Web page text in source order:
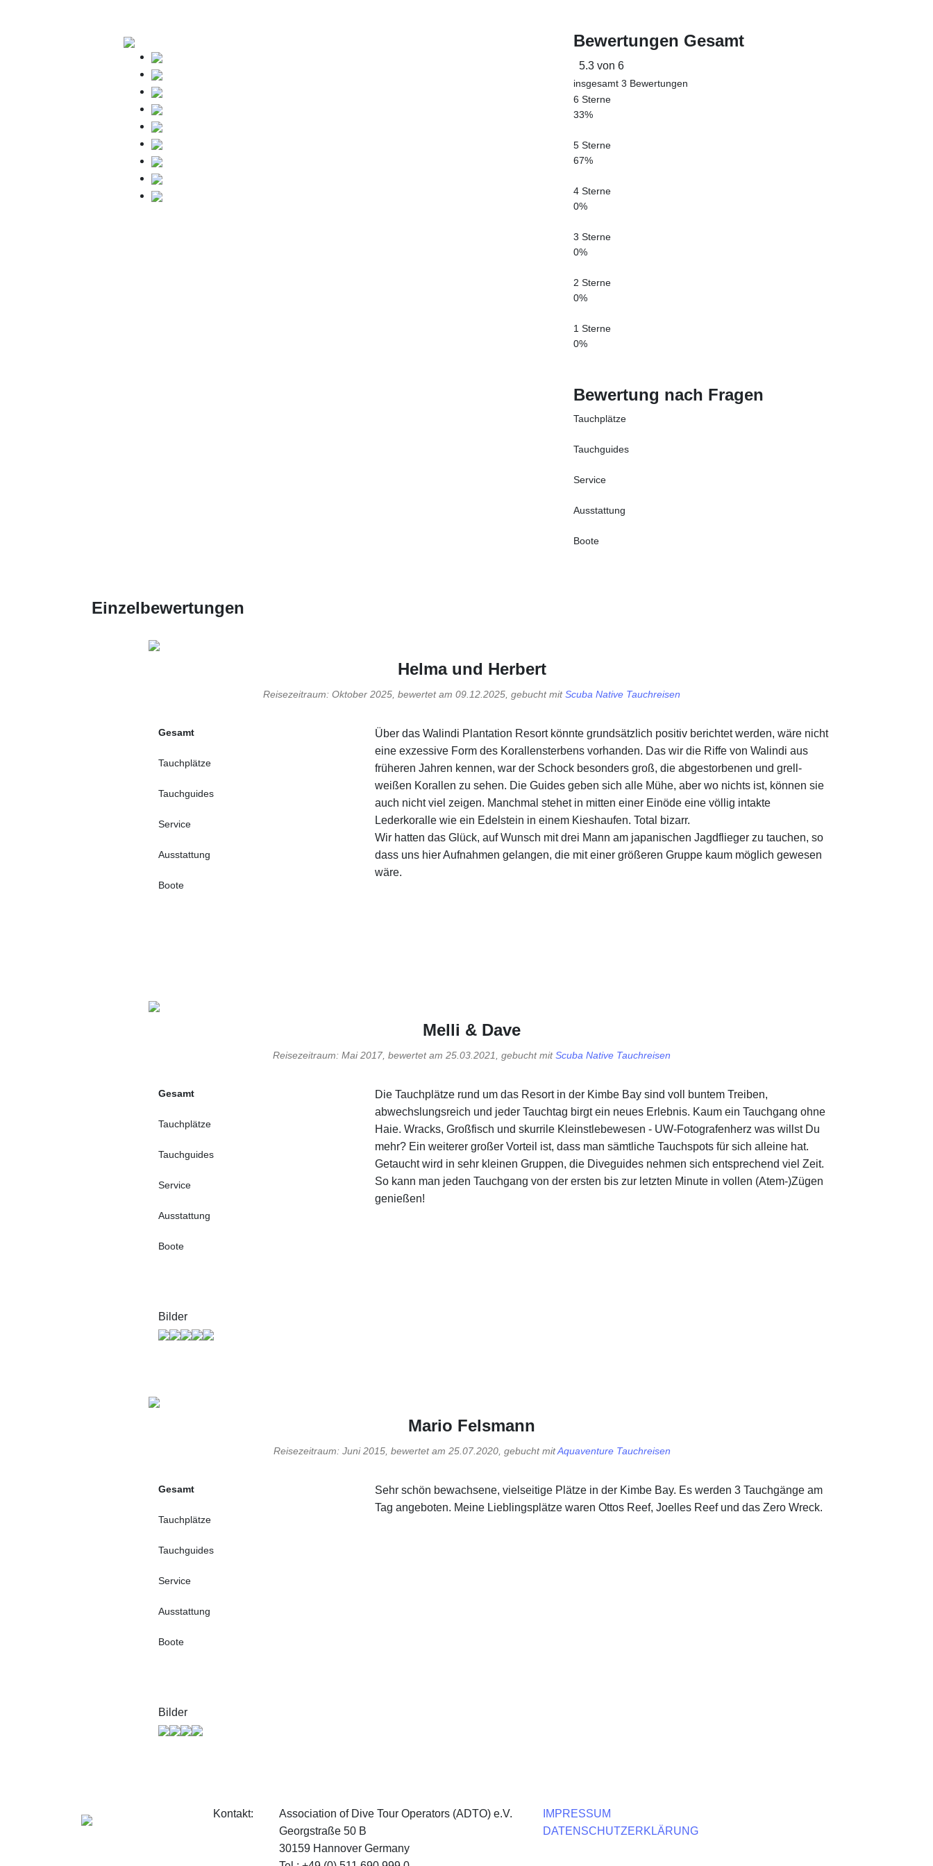
Bewertungen Gesamt
5.3 von 6
insgesamt 3 Bewertungen
6 Sterne
33%
5 Sterne
67%
4 Sterne
0%
3 Sterne
0%
2 Sterne
0%
1 Sterne
0%
Bewertung nach Fragen
Tauchplätze
Tauchguides
Service
Ausstattung
Boote
Einzelbewertungen
Helma und Herbert
Reisezeitraum: Oktober 2025, bewertet am 09.12.2025, gebucht mitScuba Native Tauchreisen
Gesamt
Tauchplätze
Tauchguides
Service
Ausstattung
Boote
Über das Walindi Plantation Resort könnte grundsätzlich positiv berichtet werden, wäre nicht
eine exzessive Form des Korallensterbens vorhanden. Das wir die Riffe von Walindi aus
früheren Jahren kennen, war der Schock besonders groß, die abgestorbenen und grell-
weißen Korallen zu sehen. Die Guides geben sich alle Mühe, aber wo nichts ist, können sie
auch nicht viel zeigen. Manchmal stehet in mitten einer Einöde eine völlig intakte
Lederkoralle wie ein Edelstein in einem Kieshaufen. Total bizarr.
Wir hatten das Glück, auf Wunsch mit drei Mann am japanischen Jagdflieger zu tauchen, so
dass uns hier Aufnahmen gelangen, die mit einer größeren Gruppe kaum möglich gewesen
wäre.
Melli & Dave
Reisezeitraum: Mai 2017, bewertet am 25.03.2021, gebucht mitScuba Native Tauchreisen
Gesamt
Tauchplätze
Tauchguides
Service
Ausstattung
Boote
Die Tauchplätze rund um das Resort in der Kimbe Bay sind voll buntem Treiben,
abwechslungsreich und jeder Tauchtag birgt ein neues Erlebnis. Kaum ein Tauchgang ohne
Haie. Wracks, Großfisch und skurrile Kleinstlebewesen - UW-Fotografenherz was willst Du
mehr? Ein weiterer großer Vorteil ist, dass man sämtliche Tauchspots für sich alleine hat.
Getaucht wird in sehr kleinen Gruppen, die Diveguides nehmen sich entsprechend viel Zeit.
So kann man jeden Tauchgang von der ersten bis zur letzten Minute in vollen (Atem-)Zügen
genießen!
Bilder
Mario Felsmann
Reisezeitraum: Juni 2015, bewertet am 25.07.2020, gebucht mitAquaventure Tauchreisen
Gesamt
Tauchplätze
Tauchguides
Service
Ausstattung
Boote
Sehr schön bewachsene, vielseitige Plätze in der Kimbe Bay. Es werden 3 Tauchgänge am
Tag angeboten. Meine Lieblingsplätze waren Ottos Reef, Joelles Reef und das Zero Wreck.
Bilder
Kontakt:
Association of Dive Tour Operators (ADTO) e.V.
Georgstraße 50 B
30159 Hannover Germany
IMPRESSUM
DATENSCHUTZERKLÄRUNG